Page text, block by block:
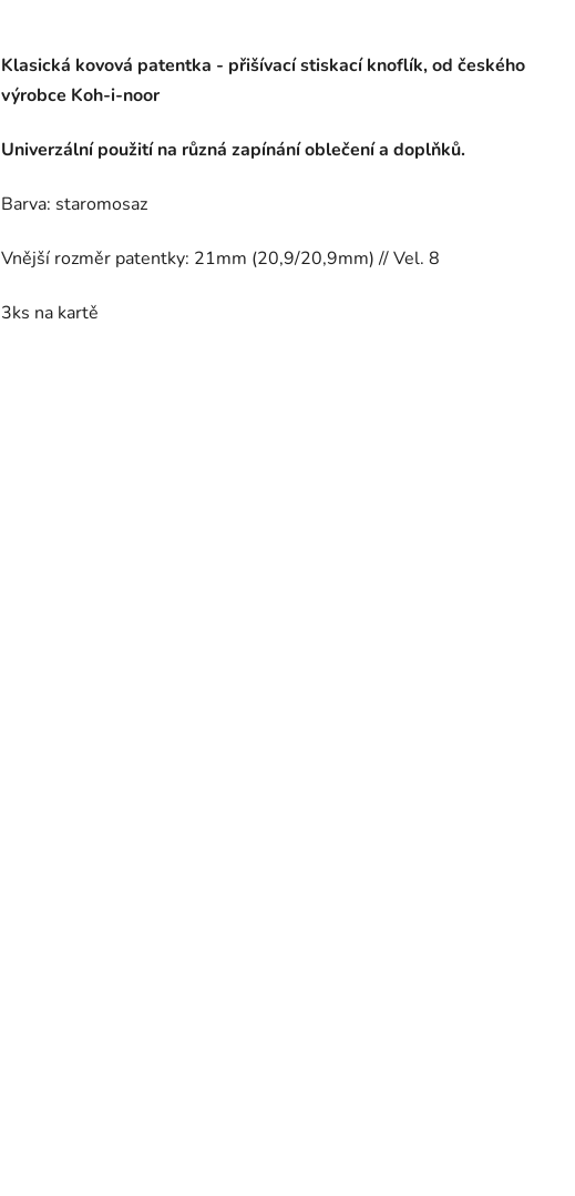
Klasická kovová patentka - přišívací stiskací knoflík, od českého
výrobce Koh-i-noor
Univerzální použití na různá zapínání oblečení a doplňků.
Barva: staromosaz
Vnější rozměr patentky: 21mm (20,9/20,9mm) // Vel. 8
3ks na kartě